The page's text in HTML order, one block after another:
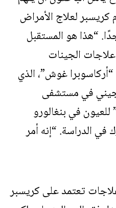
لعلاج الأمراض
“هذا هو المستقبل
الجينات
“أركاسوبرا غوش”، الذي
في مستشفى
للعيون في بنغالورو
في الدراسة. “إنه أمر
تعتمد على كريسبر